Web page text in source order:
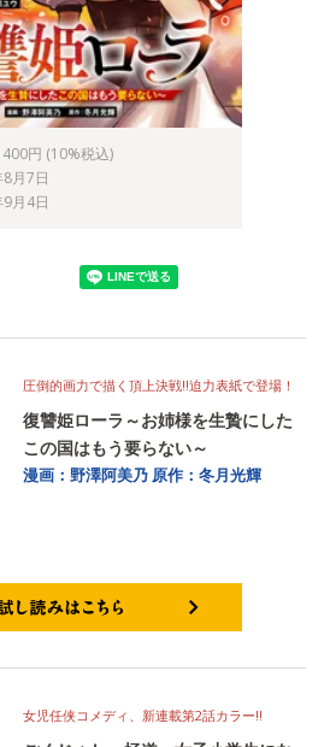
円 (10%税込)
月7日
月4日
圧倒的画力で描く頂上決戦!!迫力表紙で登場！
復讐姫ローラ～お姉様を生贄にした
この国はもう要らない～
漫画：野澤阿美乃 原作：冬月光輝
女児任侠コメディ、新連載第2話カラー!!